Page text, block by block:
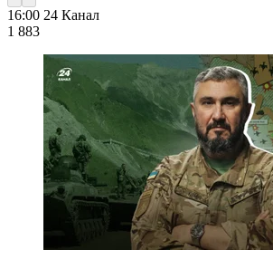
16:00 24 Канал
1 883